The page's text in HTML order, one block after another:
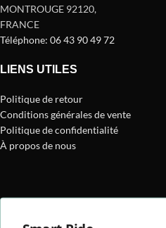
MONTROUGE 92120,
FRANCE
Téléphone: 06 43 90 49 72
LIENS UTILES
Politique de retour
Conditions générales de vente
Politique de confidentialité
À propos de nous